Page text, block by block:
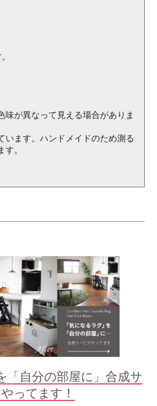
味が異なって見える場合がありま
います。ハンドメイドのため測る
。
「自分の部屋に」合成サ
ってます！